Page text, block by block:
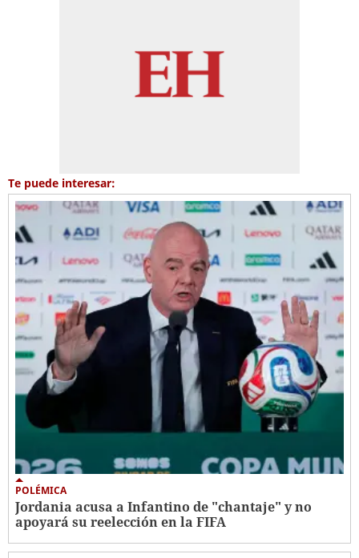
Te puede interesar:
POLÉMICA
Jordania acusa a Infantino de "chantaje" y no
apoyará su reelección en la FIFA